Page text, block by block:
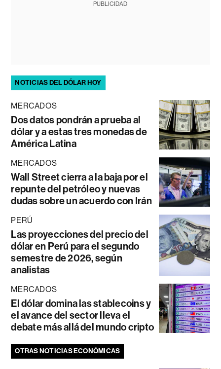
PUBLICIDAD
NOTICIAS DEL DÓLAR HOY
MERCADOS
Dos datos pondrán a prueba al
dólar y a estas tres monedas de
América Latina
MERCADOS
Wall Street cierra a la baja por el
repunte del petróleo y nuevas
dudas sobre un acuerdo con Irán
PERÚ
Las proyecciones del precio del
dólar en Perú para el segundo
semestre de 2026, según
analistas
MERCADOS
El dólar domina las stablecoins y
el avance del sector lleva el
debate más allá del mundo cripto
OTRAS NOTICIAS ECONÓMICAS